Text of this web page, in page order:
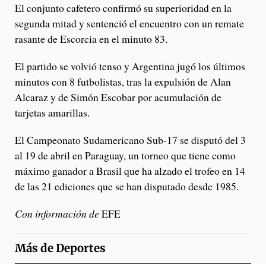
El conjunto cafetero confirmó su superioridad en la
segunda mitad y sentenció el encuentro con un remate
rasante de Escorcia en el minuto 83.
El partido se volvió tenso y Argentina jugó los últimos
minutos con 8 futbolistas, tras la expulsión de Alan
Alcaraz y de Simón Escobar por acumulación de
tarjetas amarillas.
El Campeonato Sudamericano Sub-17 se disputó del 3
al 19 de abril en Paraguay, un torneo que tiene como
máximo ganador a Brasil que ha alzado el trofeo en 14
de las 21 ediciones que se han disputado desde 1985.
Con información deEFE
Más deDeportes